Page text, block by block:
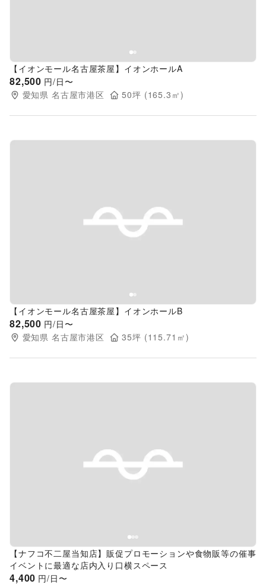
【イオンモール名古屋茶屋】イオンホールA
82,500 円/日〜
愛知県 名古屋市港区 50坪 (165.3 ㎡)
Previous slide
【イオンモール名古屋茶屋】イオンホールB
82,500 円/日〜
愛知県 名古屋市港区 35坪 (115.71 ㎡)
Previous slide
【ナフコ不二屋当知店】販促プロモーションや食物販等の催事
イベントに最適な店内入り口横スペース
4,400 円/日〜